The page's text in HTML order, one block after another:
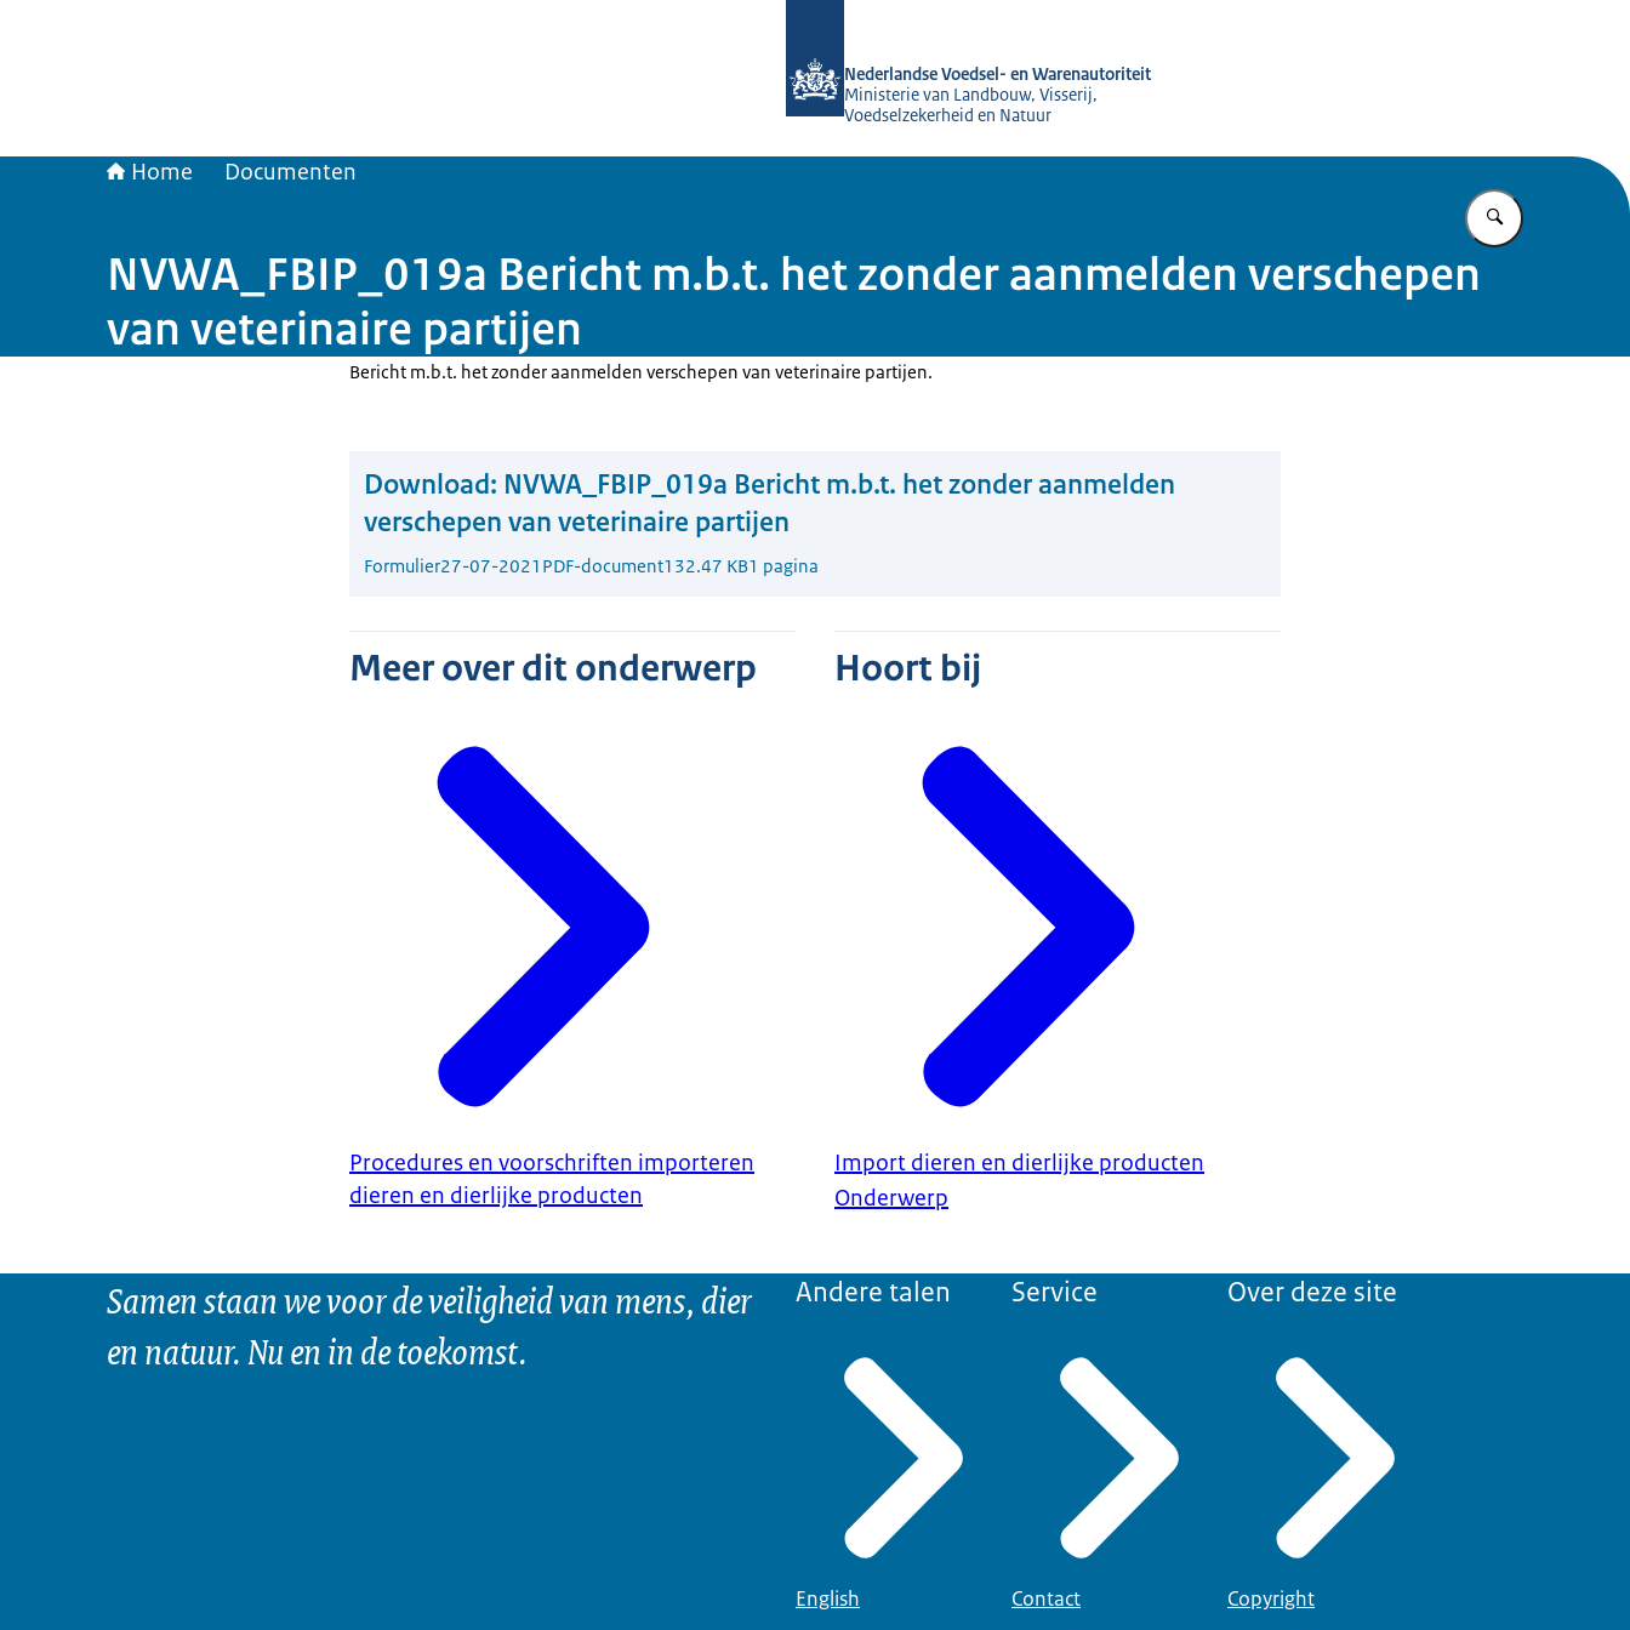
Nederlandse Voedsel- en Warenautoriteit
Ministerie van Landbouw, Visserij,
Voedselzekerheid en Natuur
Home Documenten
Vul in wat u
NVWA_FBIP_019a Bericht m.b.t. het zonder aanmelden verschepen
van veterinaire partijen
Bericht m.b.t. het zonder aanmelden verschepen van veterinaire partijen.
Download: NVWA_FBIP_019a Bericht m.b.t. het zonder aanmelden
verschepen van veterinaire partijen
Formulier27-07-2021 PDF-document132.47 KB1 pagina
Meer over dit onderwerp
Procedures en voorschriften importeren
dieren en dierlijke producten
Hoort bij
Import dieren en dierlijke producten
Onderwerp
Samen staan we voor de veiligheid van mens, dier
en natuur. Nu en in de toekomst.
Andere talen
English
Service
Contact
Over deze site
Copyright